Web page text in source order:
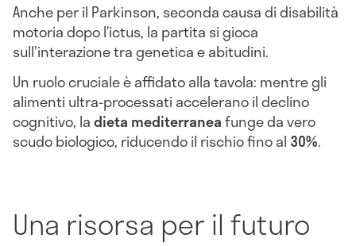
Anche per il Parkinson, seconda causa di disabilità
motoria dopo l’ictus, la partita si gioca
sull'interazione tra genetica e abitudini.
Un ruolo cruciale è affidato alla tavola: mentre gli
alimenti ultra-processati accelerano il declino
cognitivo, ladieta mediterraneafunge da vero
scudo biologico, riducendo il rischio fino al 30%.
Una risorsa per il futuro